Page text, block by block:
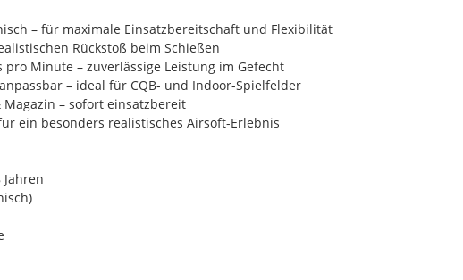
– für maximale Einsatzbereitschaft und Flexibilität
Rückstoß beim Schießen
pro Minute – zuverlässige Leistung im Gefecht
– ideal für CQB- und Indoor-Spielfelder
Magazin – sofort einsatzbereit
ein besonders realistisches Airsoft-Erlebnis
Jahren